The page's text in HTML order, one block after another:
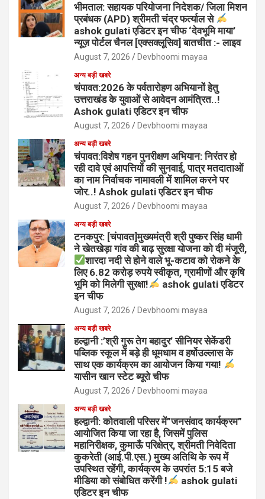
भीमताल: सहायक परियोजना निदेशक/ जिला मिशन
प्रबंधक (APD) श्रीमती चंद्र फर्त्याल से
ashok gulati एडिटर इन चीफ ‘देवभूमि माया’
न्यूज़ पोर्टल चैनल [एक्सक्लूसिव] बातचीत :- लाइव
August 7, 2026 Devbhoomi mayaa
अन्य बड़ी खबरे
चंपावत:2026 के पर्वतारोहण अभियानों हेतु
उत्तराखंड के युवाओं से आवेदन आमंत्रित..!
Ashok gulati एडिटर इन चीफ
August 7, 2026 Devbhoomi mayaa
अन्य बड़ी खबरे
चंपावत:विशेष गहन पुनरीक्षण अभियान: निरंतर हो
रही दावे एवं आपत्तियों की सुनवाई, पात्र मतदाताओं
का नाम निर्वाचक नामावली में शामिल करने पर
जोर..! Ashok gulati एडिटर इन चीफ
August 7, 2026 Devbhoomi mayaa
अन्य बड़ी खबरे
टनकपुर: [चंपावत]मुख्यमंत्री श्री पुष्कर सिंह धामी
ने खेतखेड़ा गांव की बाढ़ सुरक्षा योजना को दी मंजूरी,
शारदा नदी से होने वाले भू-कटाव को रोकने के
लिए 6.82 करोड़ रुपये स्वीकृत, ग्रामीणों और कृषि
भूमि को मिलेगी सुरक्षा!
ashok gulati एडिटर
इन चीफ
August 7, 2026 Devbhoomi mayaa
अन्य बड़ी खबरे
हल्द्वानी :’श्री गुरू तेग बहादुर’ सीनियर सेकेंडरी
पब्लिक स्कूल में बड़े ही धूमधाम व हर्षोउल्लास के
साथ एक कार्यक्रम का आयोजन किया गया!
यासीन खान स्टेट ब्यूरो चीफ
August 7, 2026 Devbhoomi mayaa
अन्य बड़ी खबरे
हल्द्वानी: कोतवाली परिसर में”जनसंवाद कार्यक्रम”
आयोजित किया जा रहा है, जिसमें पुलिस
महानिरीक्षक, कुमाऊँ परिक्षेत्र, श्रीमती निवेदिता
कुकरेती (आई.पी.एस.) मुख्य अतिथि के रूप में
उपस्थित रहेंगी, कार्यक्रम के उपरांत 5:15 बजे
मीडिया को संबोधित करेंगी !
ashok gulati
एडिटर इन चीफ